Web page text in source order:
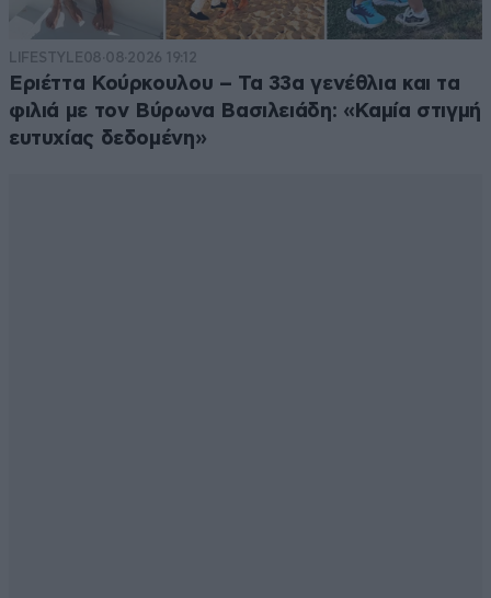
LIFESTYLE08·08·2026 19:12
Εριέττα Κούρκουλου – Τα 33α γενέθλια και τα
φιλιά με τον Βύρωνα Βασιλειάδη: «Καμία στιγμή
ευτυχίας δεδομένη»